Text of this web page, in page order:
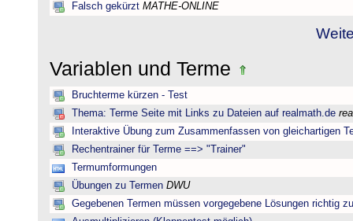
Falsch gekürzt MATHE-ONLINE
Variablen und Terme
Bruchterme kürzen - Test
Thema: Terme Seite mit Links zu Dateien auf realmath.de
Interaktive Übung zum Zusammenfassen von gleichartigen
Rechentrainer für Terme ==> "Trainer"
Termumformungen
Übungen zu Termen DWU
Gegebenen Termen müssen vorgegebene Lösungen richtig